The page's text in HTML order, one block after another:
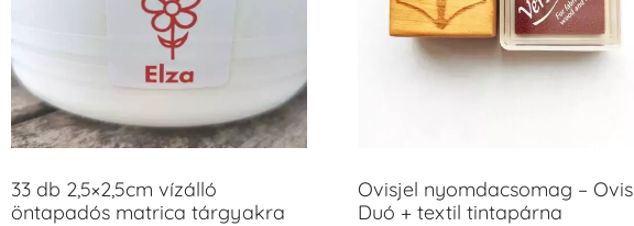
33 db 2,5×2,5cm vízálló
öntapadós matrica tárgyakra
Ovisjel nyomdacsomag – Ovis
Duó + textil tintapárna